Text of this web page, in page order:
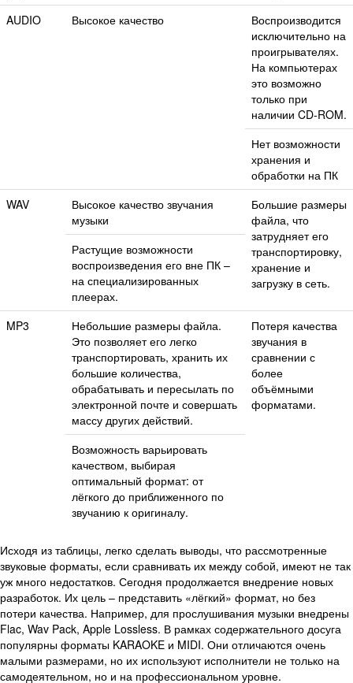
AUDIO
Высокое качество
Воспроизводится
исключительно на
проигрывателях.
На компьютерах
это возможно
только при
наличии CD-ROM.
Нет возможности
хранения и
обработки на ПК
WAV
Высокое качество звучания
музыки
Большие размеры
файла, что
затрудняет его
транспортировку,
хранение и
загрузку в сеть.
Растущие возможности
воспроизведения его вне ПК –
на специализированных
плеерах.
MP3
Небольшие размеры файла.
Это позволяет его легко
транспортировать, хранить их
большие количества,
обрабатывать и пересылать по
электронной почте и совершать
массу других действий.
Потеря качества
звучания в
сравнении с
более
объёмными
форматами.
Возможность варьировать
качеством, выбирая
оптимальный формат: от
лёгкого до приближенного по
звучанию к оригиналу.
Исходя из таблицы, легко сделать выводы, что рассмотренные
звуковые форматы, если сравнивать их между собой, имеют не так
уж много недостатков. Сегодня продолжается внедрение новых
разработок. Их цель – представить «лёгкий» формат, но без
потери качества. Например, для прослушивания музыки внедрены
Flac, Wav Pack, Apple Lossless. В рамках содержательного досуга
популярны форматы KARAOKE и MIDI. Они отличаются очень
малыми размерами, но их используют исполнители не только на
самодеятельном, но и на профессиональном уровне.